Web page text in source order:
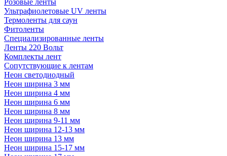
Розовые ленты
Ультрафиолетовые UV ленты
Термоленты для саун
Фитоленты
Специализированные ленты
Ленты 220 Вольт
Комплекты лент
Сопутствующие к лентам
Неон светодиодный
Неон ширина 3 мм
Неон ширина 4 мм
Неон ширина 6 мм
Неон ширина 8 мм
Неон ширина 9-11 мм
Неон ширина 12-13 мм
Неон ширина 13 мм
Неон ширина 15-17 мм